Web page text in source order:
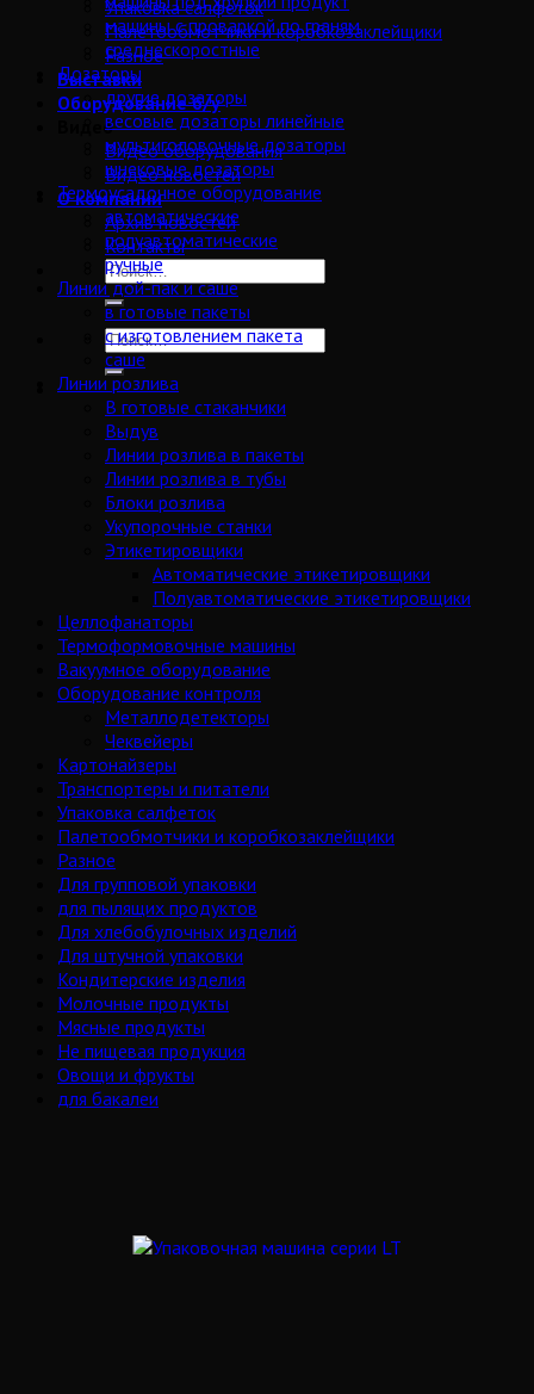
Упаковка салфеток
Палетообмотчики и коробкозаклейщики
Разное
Выставки
Оборудование б/у
Видео
Видео оборудования
Видео новостей
О компании
Архив новостей
Контакты
машины с проваркой по граням
среднескоростные
Дозаторы
другие дозаторы
весовые дозаторы линейные
мультиголовочные дозаторы
шнековые дозаторы
Термоусадочное оборудование
автоматические
полуавтоматические
ручные
Линии дой-пак и саше
в готовые пакеты
с изготовлением пакета
саше
Линии розлива
В готовые стаканчики
Выдув
Линии розлива в пакеты
Линии розлива в тубы
Блоки розлива
Укупорочные станки
Этикетировщики
Автоматические этикетировщики
Полуавтоматические этикетировщики
Целлофанаторы
Термоформовочные машины
Вакуумное оборудование
Оборудование контроля
Металлодетекторы
Чеквейеры
Картонайзеры
Транспортеры и питатели
Упаковка салфеток
Палетообмотчики и коробкозаклейщики
Разное
Для групповой упаковки
для пылящих продуктов
Для хлебобулочных изделий
Для штучной упаковки
Кондитерские изделия
Молочные продукты
Мясные продукты
Не пищевая продукция
Овощи и фрукты
для бакалеи